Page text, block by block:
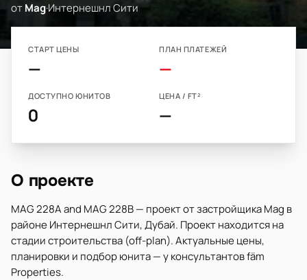
отMag·Интернешнл Сити
СТАРТ ЦЕНЫ
—
ПЛАН ПЛАТЕЖЕЙ
—
ДОСТУПНО ЮНИТОВ
0
ЦЕНА / FT²
—
О проекте
MAG 228A and MAG 228B — проект от застройщика Mag в
районе Интернешнл Сити, Дубай. Проект находится на
стадии строительства (off-plan). Актуальные цены,
планировки и подбор юнита — у консультантов fäm
Properties.